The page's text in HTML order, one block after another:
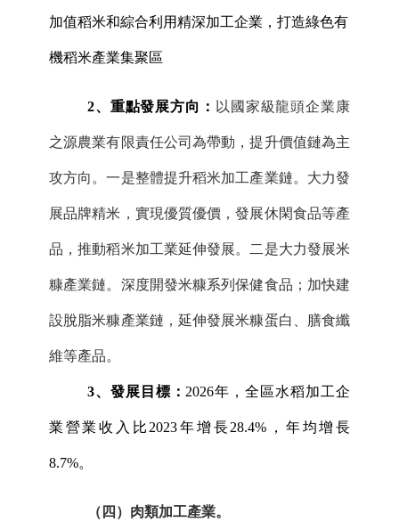
加值稻米和綜合利用精深加工企業，打造綠色有
機稻米產業集聚區
2、重點發展方向： 以國家級龍頭企業康
之源農業有限責任公司為帶動，提升價值鏈為主
攻方向。一是整體提升稻米加工產業鏈。大力發
展品牌精米，實現優質優價，發展休閑食品等產
品，推動稻米加工業延伸發展。二是大力發展米
糠產業鏈。深度開發米糠系列保健食品；加快建
設脫脂米糠產業鏈，延伸發展米糠蛋白、膳食纖
維等產品。
3、發展目標： 2026年，全區水稻加工企
業營業收入比2023年增長28.4%，年均增長
8.7%。
（四） 肉類加工產業。